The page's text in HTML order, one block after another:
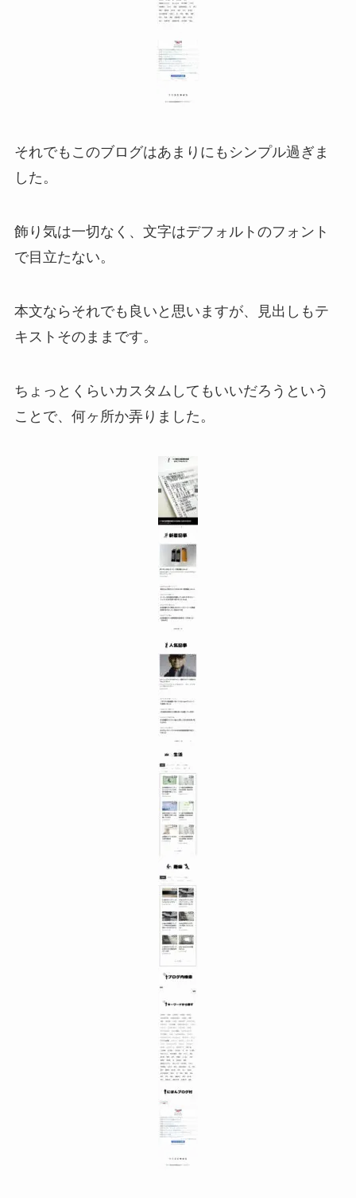
それでもこのブログはあまりにもシンプル過ぎま
した。
飾り気は一切なく、文字はデフォルトのフォント
で目立たない。
本文ならそれでも良いと思いますが、見出しもテ
キストそのままです。
ちょっとくらいカスタムしてもいいだろうという
ことで、何ヶ所か弄りました。